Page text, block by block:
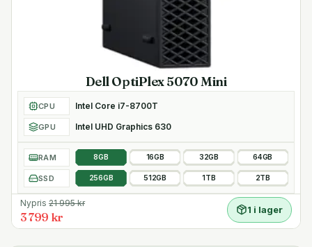
Dell OptiPlex 5070 Mini
CPU Intel Core i7-8700T
GPU Intel UHD Graphics 630
RAM 8GB 16GB 32GB 64GB
SSD 256GB 512GB 1TB 2TB
Nypris 21 995kr
3 799 kr
1 i lager